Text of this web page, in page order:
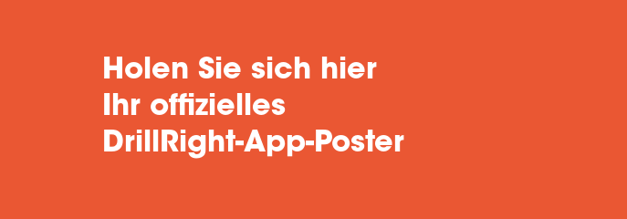
Holen Sie sich hier
Ihr offizielles
DrillRight-App-Poster